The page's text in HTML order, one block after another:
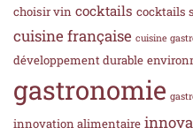
choisir vin cocktails cocktails
cuisine française cuisine
développement durable
gastronomie
innovation alimentaire